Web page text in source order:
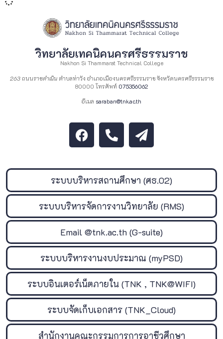
วิทยาลัยเทคนิคนครศรีธรรมราช
Nakhon Si Thammarat Technical College
263ถนนราชดำเนินตำบลท่าวัง อำเภอเมืองนครศรีธรรมราช จังหวัดนครศรีธรรมราช
80000 โทรศัพท์ 075356062
อีเมล saraban@tnk.ac.th
ระบบบริหารสถานศึกษา (ศธ.02)
ระบบบริหารจัดการงานวิทยาลัย (RMS)
Email @tnk.ac.th (G-suite)
ระบบบริหารงานงบประมาณ (myPSD)
ระบบอินเตอร์เน็ตภายใน (TNK , TNK@WIFI)
ระบบจัดเก็บเอกสาร (TNK_Cloud)
สำนักงานคณะกรรมการการอาชีวศึกษา